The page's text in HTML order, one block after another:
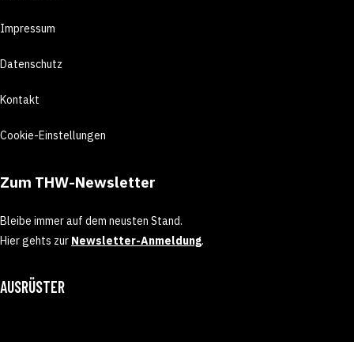
Impressum
Datenschutz
Kontakt
Cookie-Einstellungen
Zum THW-Newsletter
Bleibe immer auf dem neusten Stand.
Hier gehts zur Newsletter-Anmeldung.
AUSRÜSTER